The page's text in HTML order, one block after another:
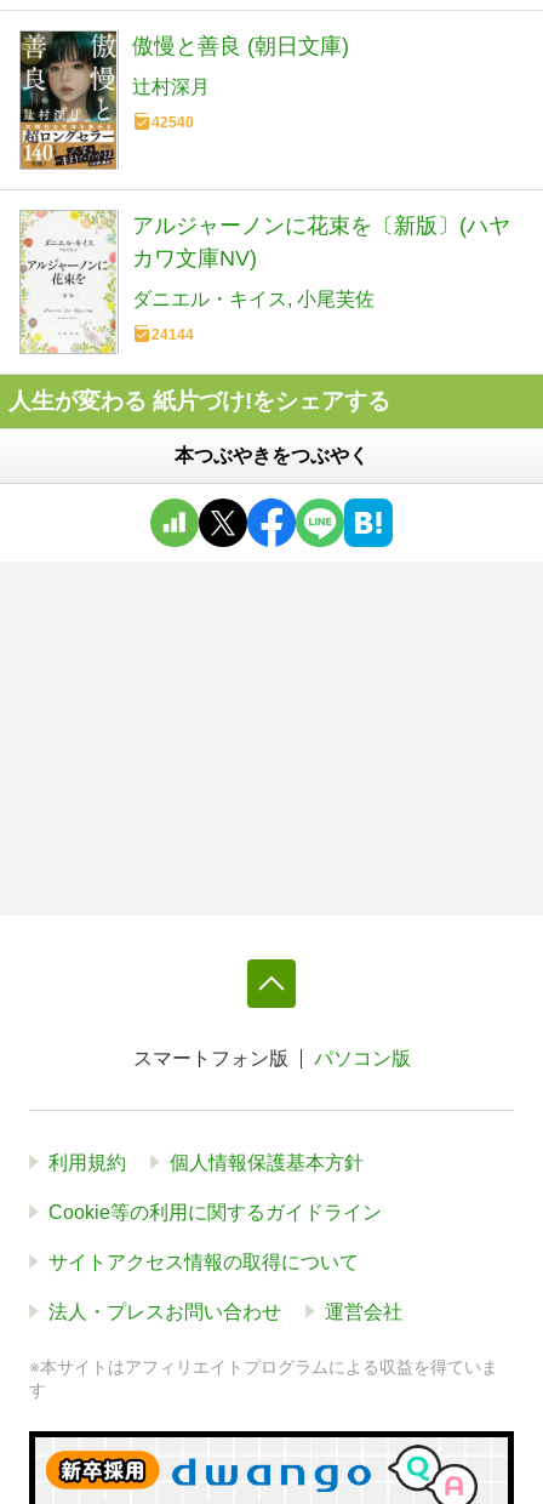
傲慢と善良 (朝日文庫)
辻村深月
42540
アルジャーノンに花束を〔新版〕(ハヤ
カワ文庫NV)
ダニエル・キイス 小尾芙佐
24144
人生が変わる 紙片づけ!をシェアする
本つぶやきをつぶやく
スマートフォン版 パソコン版
利用規約 個人情報保護基本方針
Cookie等の利用に関するガイドライン
サイトアクセス情報の取得について
法人・プレスお問い合わせ 運営会社
※本サイトはアフィリエイトプログラムによる収益を得ていま
す